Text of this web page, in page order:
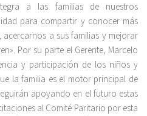
a las familias de nuestros
para compartir y conocer más
a sus familias y mejorar
Por su parte el Gerente, Marcelo
y participación de los niños y
la familia es el motor principal de
apoyando en el futuro estas
al Comité Paritario por esta